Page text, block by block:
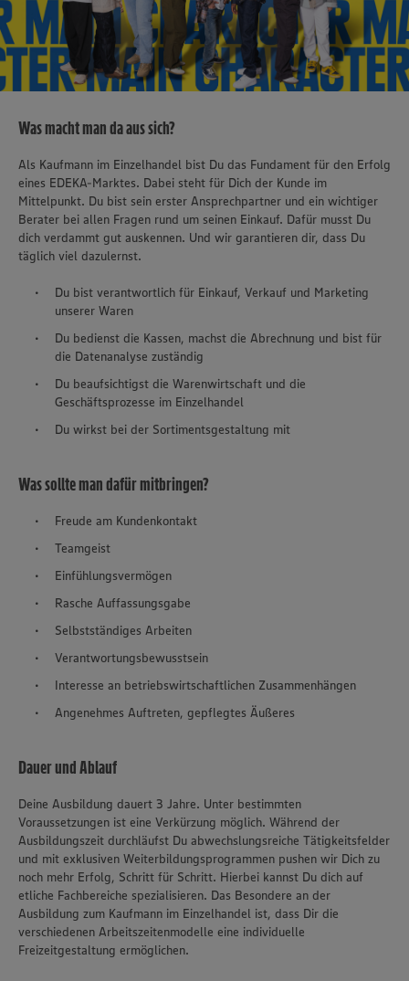
Was macht man da aus sich?
Als Kaufmann im Einzelhandel bist Du das Fundament für den Erfolg
eines EDEKA-Marktes. Dabei steht für Dich der Kunde im
Mittelpunkt. Du bist sein erster Ansprechpartner und ein wichtiger
Berater bei allen Fragen rund um seinen Einkauf. Dafür musst Du
dich verdammt gut auskennen. Und wir garantieren dir, dass Du
täglich viel dazulernst.
Du bist verantwortlich für Einkauf, Verkauf und Marketing
unserer Waren
Du bedienst die Kassen, machst die Abrechnung und bist für
die Datenanalyse zuständig
Du beaufsichtigst die Warenwirtschaft und die
Geschäftsprozesse im Einzelhandel
Du wirkst bei der Sortimentsgestaltung mit
Was sollte man dafür mitbringen?
Freude am Kundenkontakt
Teamgeist
Einfühlungsvermögen
Rasche Auffassungsgabe
Selbstständiges Arbeiten
Verantwortungsbewusstsein
Interesse an betriebswirtschaftlichen Zusammenhängen
Angenehmes Auftreten, gepflegtes Äußeres
Dauer und Ablauf
Deine Ausbildung dauert 3 Jahre. Unter bestimmten
Voraussetzungen ist eine Verkürzung möglich. Während der
Ausbildungszeit durchläufst Du abwechslungsreiche Tätigkeitsfelder
und mit exklusiven Weiterbildungsprogrammen pushen wir Dich zu
noch mehr Erfolg, Schritt für Schritt. Hierbei kannst Du dich auf
etliche Fachbereiche spezialisieren. Das Besondere an der
Ausbildung zum Kaufmann im Einzelhandel ist, dass Dir die
verschiedenen Arbeitszeitenmodelle eine individuelle
Freizeitgestaltung ermöglichen.